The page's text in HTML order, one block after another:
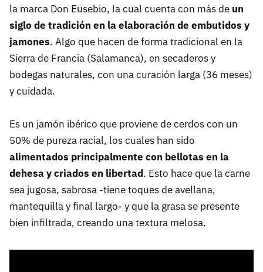
la marca Don Eusebio, la cual cuenta con más de un
siglo de tradición en la elaboración de embutidos y
jamones. Algo que hacen de forma tradicional en la
Sierra de Francia (Salamanca), en secaderos y
bodegas naturales, con una curación larga (36 meses)
y cuidada.
Es un jamón ibérico que proviene de cerdos con un
50% de pureza racial, los cuales han sido
alimentados principalmente con bellotas en la
dehesa y criados en libertad. Esto hace que la carne
sea jugosa, sabrosa -tiene toques de avellana,
mantequilla y final largo- y que la grasa se presente
bien infiltrada, creando una textura melosa.